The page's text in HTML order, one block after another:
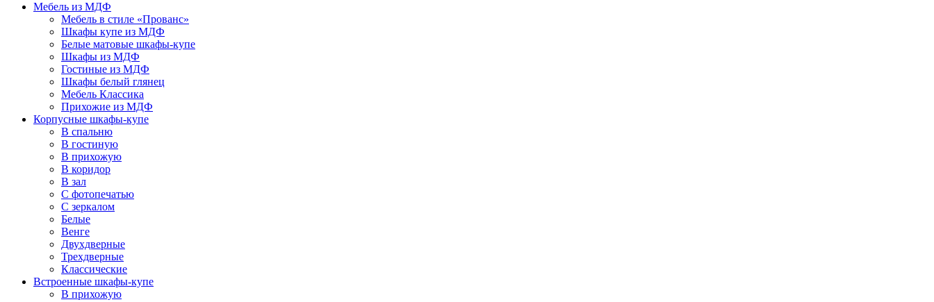
Мебель из МДФ
Мебель в стиле «Прованс»
Шкафы купе из МДФ
Белые матовые шкафы-купе
Шкафы из МДФ
Гостиные из МДФ
Шкафы белый глянец
Мебель Классика
Прихожие из МДФ
Корпусные шкафы-купе
В спальню
В гостиную
В прихожую
В коридор
В зал
С фотопечатью
С зеркалом
Белые
Венге
Двухдверные
Трехдверные
Классические
Встроенные шкафы-купе
В прихожую